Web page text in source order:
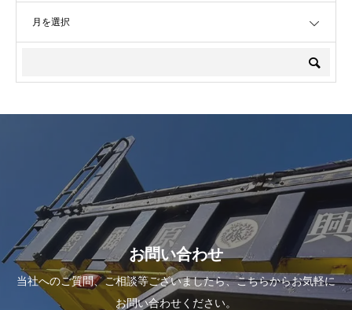
お問い合わせ
当社へのご質問、ご相談等ございましたら、こちらからお気軽に
お問い合わせください。